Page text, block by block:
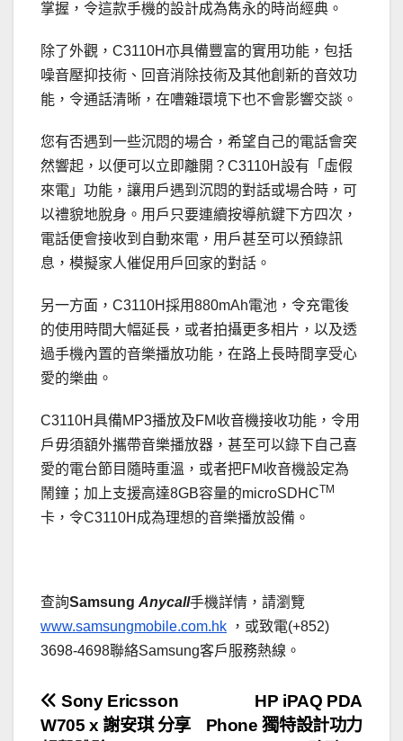
掌握，令這款手機的設計成為雋永的時尚經典。
除了外觀，C3110H亦具備豐富的實用功能，包括
噪音壓抑技術、回音消除技術及其他創新的音效功
能，令通話清晰，在嘈雜環境下也不會影響交談。
您有否遇到一些沉悶的場合，希望自己的電話會突
然響起，以便可以立即離開？C3110H設有「虛假
來電」功能，讓用戶遇到沉悶的對話或場合時，可
以禮貌地脫身。用戶只要連續按導航鍵下方四次，
電話便會接收到自動來電，用戶甚至可以預錄訊
息，模擬家人催促用戶回家的對話。
另一方面，C3110H採用880mAh電池，令充電後
的使用時間大幅延長，或者拍攝更多相片，以及透
過手機內置的音樂播放功能，在路上長時間享受心
愛的樂曲。
C3110H具備MP3播放及FM收音機接收功能，令用
戶毋須額外攜帶音樂播放器，甚至可以錄下自己喜
愛的電台節目隨時重溫，或者把FM收音機設定為
鬧鐘；加上支援高達8GB容量的microSDHCTM
卡，令C3110H成為理想的音樂播放設備。
查詢Samsung Anycall手機詳情，請瀏覽
www.samsungmobile.com.hk ，或致電(+852)
3698-4698聯絡Samsung客戶服務熱線。
文
HP iPAQ PDA
Phone 獨特設計功力
Sony Ericsson
W705 x 謝安琪 分享